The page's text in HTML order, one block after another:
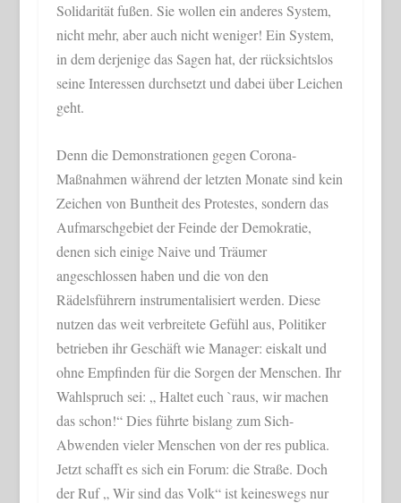
Solidarität fußen. Sie wollen ein anderes System,
nicht mehr, aber auch nicht weniger! Ein System,
in dem derjenige das Sagen hat, der rücksichtslos
seine Interessen durchsetzt und dabei über Leichen
geht.
Denn die Demonstrationen gegen Corona-
Maßnahmen während der letzten Monate sind kein
Zeichen von Buntheit des Protestes, sondern das
Aufmarschgebiet der Feinde der Demokratie,
denen sich einige Naive und Träumer
angeschlossen haben und die von den
Rädelsführern instrumentalisiert werden. Diese
nutzen das weit verbreitete Gefühl aus, Politiker
betrieben ihr Geschäft wie Manager: eiskalt und
ohne Empfinden für die Sorgen der Menschen. Ihr
Wahlspruch sei: „ Haltet euch `raus, wir machen
das schon!“ Dies führte bislang zum Sich-
Abwenden vieler Menschen von der res publica.
Jetzt schafft es sich ein Forum: die Straße. Doch
der Ruf „ Wir sind das Volk“ ist keineswegs nur